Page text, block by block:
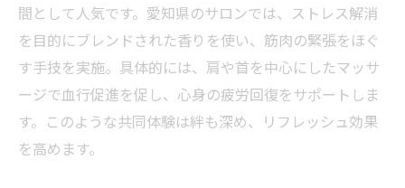
間として人気です。愛知県のサロンでは、ストレス解消
を目的にブレンドされた香りを使い、筋肉の緊張をほぐ
す手技を実施。具体的には、肩や首を中心にしたマッサ
ージで血行促進を促し、心身の疲労回復をサポートしま
す。このような共同体験は絆も深め、リフレッシュ効果
を高めます。